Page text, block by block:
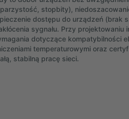
stopbity),
dostępu do urządzeń (brak
sygnału. Przy
dotyczące kompatybilności
temperaturowymi oraz
stabilną pracę sieci.